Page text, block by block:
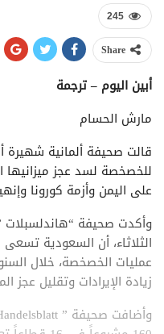
245
Share
أبين اليوم – ترجمة
مارش الحسام
قالت صحيفة ألمانية شهيرة
للخصخصة لسد عجز ميزانيها
على اليمن وأزمة كورونا
وأكدت صحيفة “هاندلسبلات
عمليات الخصخصة، خلال
زيادة الإيرادات وتقليل عجز